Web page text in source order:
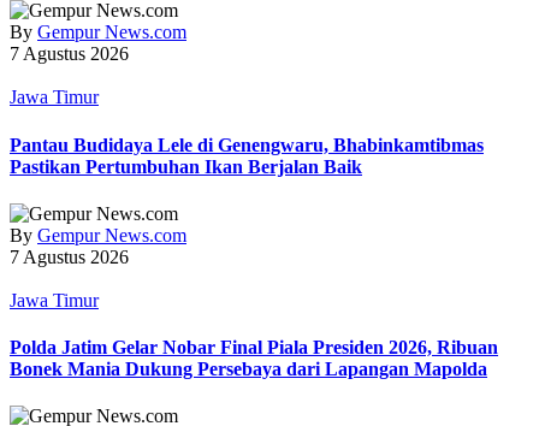
By Gempur News.com
7 Agustus 2026
Jawa Timur
Pantau Budidaya Lele di Genengwaru, Bhabinkamtibmas
Pastikan Pertumbuhan Ikan Berjalan Baik
By Gempur News.com
7 Agustus 2026
Jawa Timur
Polda Jatim Gelar Nobar Final Piala Presiden 2026, Ribuan
Bonek Mania Dukung Persebaya dari Lapangan Mapolda